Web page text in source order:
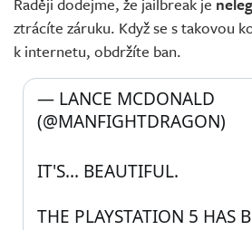
ztrácíte záruku. Když se s takovou
k internetu, obdržíte ban.
IT'S... BEAUTIFUL.
THE PLAYSTATION 5 HAS
— LANCE MCDONALD
(@MANFIGHTDRAGON)